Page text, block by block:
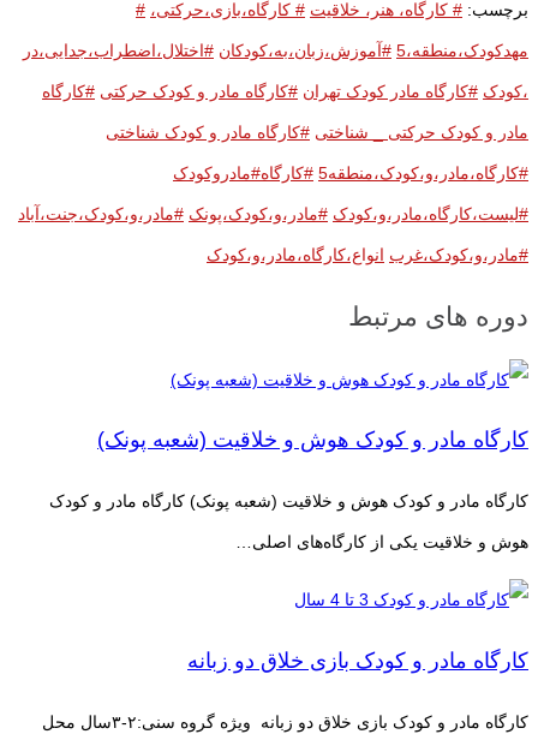
برچسب: # کارگاه، هنر، خلاقیت # کارگاه،بازی،حرکتی، #
مهدکودک،منطقه،5 #آموزش،زبان،به،کودکان #اختلال،اضطراب،جدایی،در
،کودک #کارگاه مادر کودک تهران #کارگاه مادر و کودک حرکتی #کارگاه
مادر و کودک حرکتی _ شناختی #کارگاه مادر و کودک شناختی
#کارگاه،مادر،و،کودک،منطقه5 #کارگاه#مادروکودک
#لیست،کارگاه،مادر،و،کودک #مادر،و،کودک،پونک #مادر،و،کودک،جنت،آباد
#مادر،و،کودک،غرب انواع،کارگاه،مادر،و،کودک
دوره های مرتبط
کارگاه مادر و کودک هوش و خلاقیت (شعبه پونک)
کارگاه مادر و کودک هوش و خلاقیت (شعبه پونک) کارگاه مادر و کودک
هوش و خلاقیت یکی از کارگاه‌های اصلی…
کارگاه مادر و کودک بازی خلاق دو زبانه
کارگاه مادر و کودک بازی خلاق دو زبانه ویژه گروه سنی:۲-۳سال محل